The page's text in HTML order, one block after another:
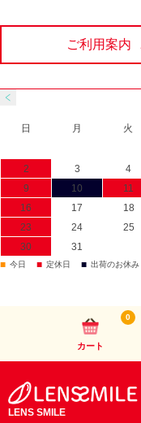
ご利用案内
日 月 火
2
3 4
9
10 11
16
17 18
23
24 25
30
31
■ 今日 ■ 定休日 ■ 出荷のお休み
カート
0
LENS SMILE